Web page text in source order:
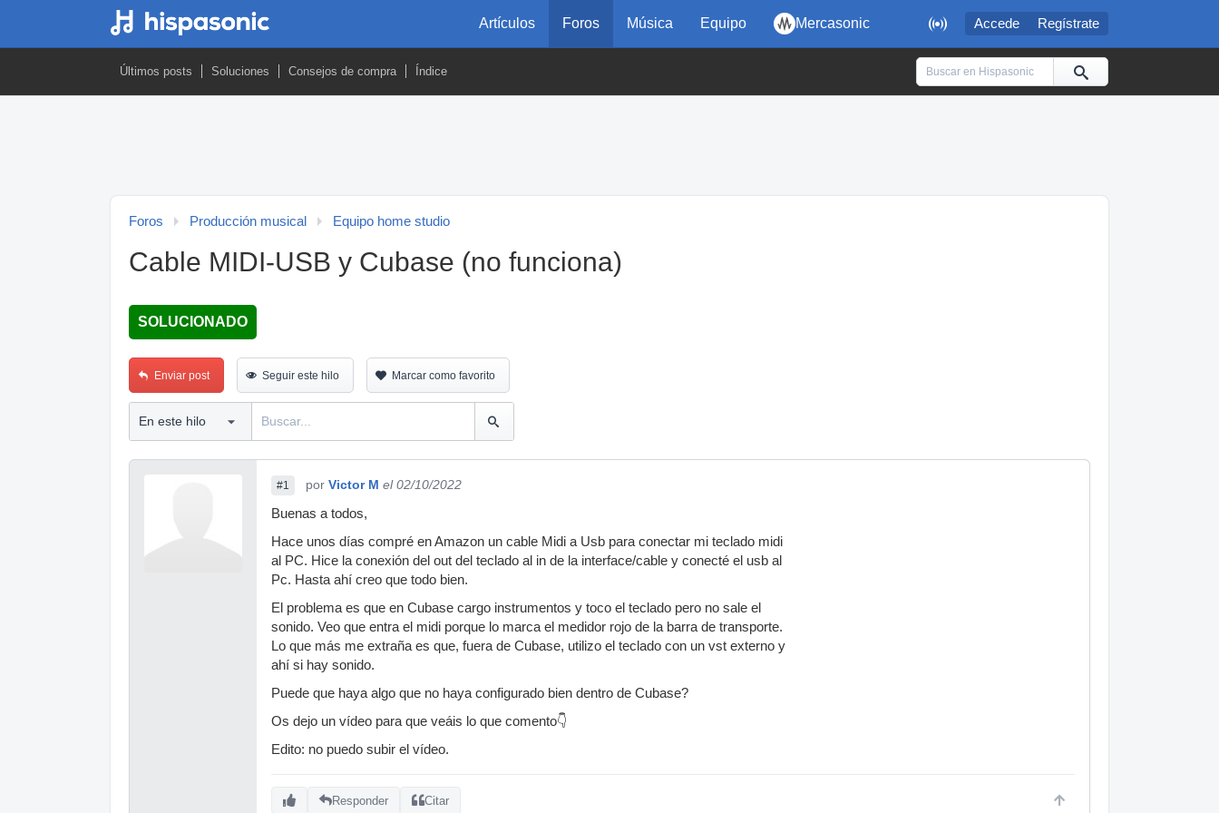
 Accede Regístrate
Artículos Foros Música Equipo Mercasonic
Últimos posts Soluciones Consejos de compra Índice
Foros Producción musical Equipo home studio
Cable MIDI-USB y Cubase (no funciona)
SOLUCIONADO
Enviar post Seguir este hilo Marcar como favorito
#1 por Victor M el 02/10/2022
Buenas a todos,
Hace unos días compré en Amazon un cable Midi a Usb para conectar mi teclado midi
al PC. Hice la conexión del out del teclado al in de la interface/cable y conecté el usb al
Pc. Hasta ahí creo que todo bien.
El problema es que en Cubase cargo instrumentos y toco el teclado pero no sale el
sonido. Veo que entra el midi porque lo marca el medidor rojo de la barra de transporte.
Lo que más me extraña es que, fuera de Cubase, utilizo el teclado con un vst externo y
ahí si hay sonido.
Puede que haya algo que no haya configurado bien dentro de Cubase?
Os dejo un vídeo para que veáis lo que comento👇
Edito: no puedo subir el vídeo.
Responder Citar